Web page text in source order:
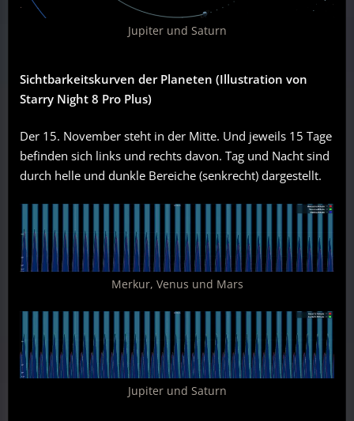
Jupiter und Saturn
Sichtbarkeitskurven der Planeten (Illustration von
Starry Night 8 Pro Plus)
Der 15. November steht in der Mitte. Und jeweils 15 Tage
befinden sich links und rechts davon. Tag und Nacht sind
durch helle und dunkle Bereiche (senkrecht) dargestellt.
Merkur, Venus und Mars
Jupiter und Saturn